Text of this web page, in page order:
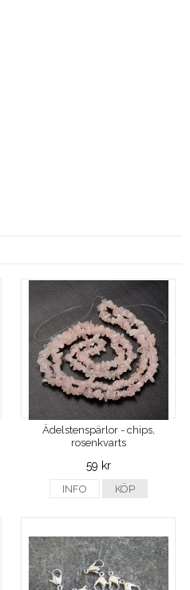
Ädelstenspärlor - chips,
rosenkvarts
59 kr
INFO KÖP